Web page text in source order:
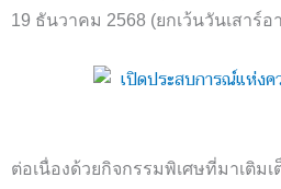
19 ธันวาคม 2568 (ยกเว้นวันเสาร์
ต่อเนื่องด้วยกิจกรรมพิเศษที่มาเติ